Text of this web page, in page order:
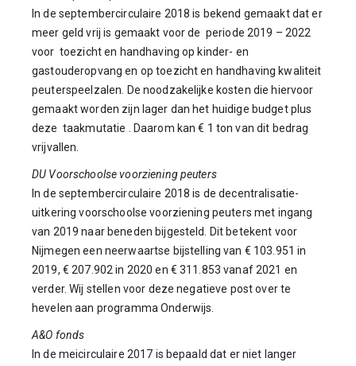
In de septembercirculaire 2018 is bekend gemaakt dat er
meer geld vrij is gemaakt voor de periode 2019 – 2022
voor toezicht en handhaving op kinder- en
gastouderopvang en op toezicht en handhaving kwaliteit
peuterspeelzalen. De noodzakelijke kosten die hiervoor
gemaakt worden zijn lager dan het huidige budget plus
deze taakmutatie . Daarom kan € 1 ton van dit bedrag
vrijvallen.
DU Voorschoolse voorziening peuters
In de septembercirculaire 2018 is de decentralisatie-
uitkering voorschoolse voorziening peuters met ingang
van 2019 naar beneden bijgesteld. Dit betekent voor
Nijmegen een neerwaartse bijstelling van € 103.951 in
2019, € 207.902 in 2020 en € 311.853 vanaf 2021 en
verder. Wij stellen voor deze negatieve post over te
hevelen aan programma Onderwijs.
A&O fonds
In de meicirculaire 2017 is bepaald dat er niet langer